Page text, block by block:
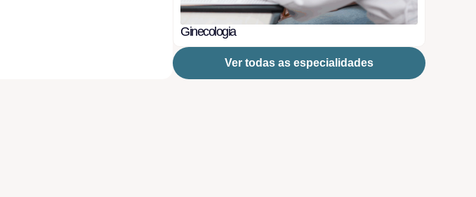
Ginecologia
Ver todas as especialidades